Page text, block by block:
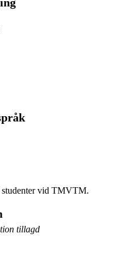
vid TMVTM.
tillagd